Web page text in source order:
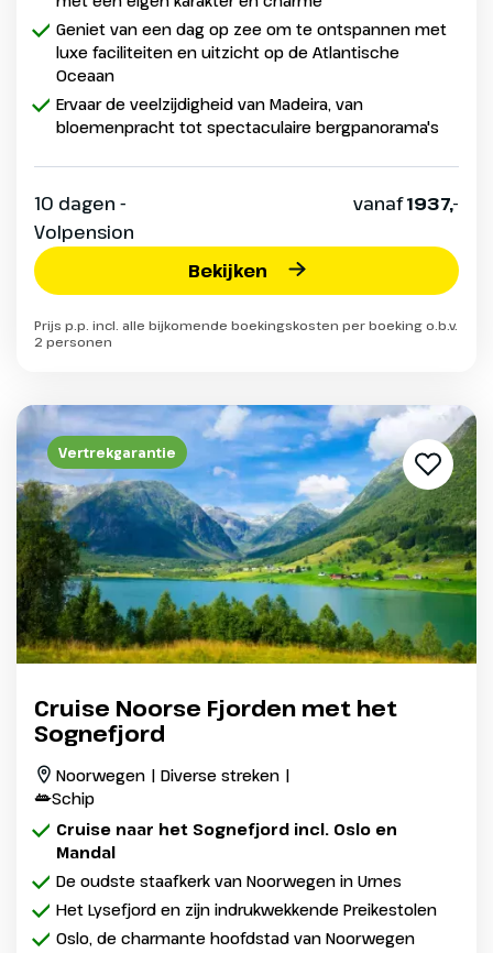
Geniet van een dag op zee om te ontspannen met
luxe faciliteiten en uitzicht op de Atlantische
Oceaan
Ervaar de veelzijdigheid van Madeira, van
bloemenpracht tot spectaculaire bergpanorama's
10 dagen -
Volpension
vanaf1937,-
Bekijken
Prijs p.p. incl. alle bijkomende boekingskosten per boeking o.b.v.
2 personen
Vertrekgarantie
Cruise Noorse Fjorden met het
Sognefjord
Noorwegen | Diverse streken |
Schip
Cruise naar het Sognefjord incl. Oslo en
Mandal
De oudste staafkerk van Noorwegen in Urnes
Het Lysefjord en zijn indrukwekkende Preikestolen
Oslo, de charmante hoofdstad van Noorwegen